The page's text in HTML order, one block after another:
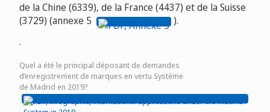
de la Chine (6339), de la France (4437) et de la Suisse
(3729) (annexe 5
).
Quel a été le principal déposant de demandes
d’enregistrement de marques en vertu Système
de Madrid en 2019?